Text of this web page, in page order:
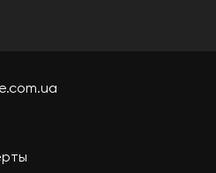
.com.ua